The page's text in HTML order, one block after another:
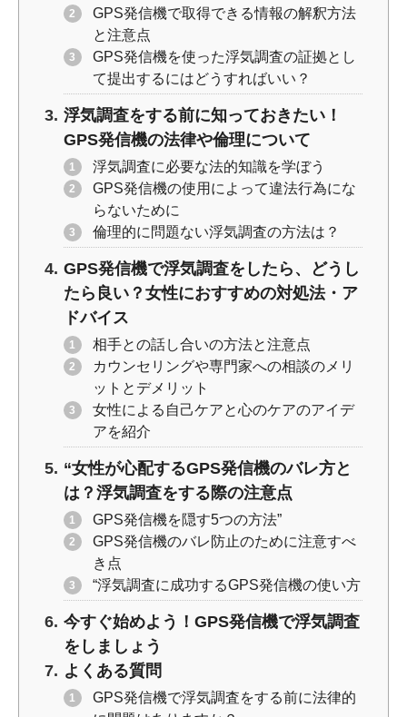
GPS発信機で取得できる情報の解釈方法
と注意点
GPS発信機を使った浮気調査の証拠とし
て提出するにはどうすればいい？
浮気調査をする前に知っておきたい！
GPS発信機の法律や倫理について
浮気調査に必要な法的知識を学ぼう
GPS発信機の使用によって違法行為にな
らないために
倫理的に問題ない浮気調査の方法は？
GPS発信機で浮気調査をしたら、どうし
たら良い？女性におすすめの対処法・ア
ドバイス
相手との話し合いの方法と注意点
カウンセリングや専門家への相談のメリ
ットとデメリット
女性による自己ケアと心のケアのアイデ
アを紹介
“女性が心配するGPS発信機のバレ方と
は？浮気調査をする際の注意点
GPS発信機を隠す5つの方法”
GPS発信機のバレ防止のために注意すべ
き点
“浮気調査に成功するGPS発信機の使い方
今すぐ始めよう！GPS発信機で浮気調査
をしましょう
よくある質問
GPS発信機で浮気調査をする前に法律的